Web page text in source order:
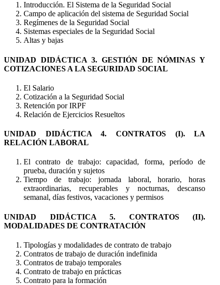
Introducción. El Sistema de la Seguridad Social
Campo de aplicación del sistema de Seguridad Social
Regímenes de la Seguridad Social
Sistemas especiales de la Seguridad Social
Altas y bajas
UNIDAD DIDÁCTICA 3. GESTIÓN DE NÓMINAS Y
COTIZACIONES A LA SEGURIDAD SOCIAL
El Salario
Cotización a la Seguridad Social
Retención por IRPF
Relación de Ejercicios Resueltos
UNIDAD DIDÁCTICA 4. CONTRATOS (I). LA
RELACIÓN LABORAL
El contrato de trabajo: capacidad, forma, período de
prueba, duración y sujetos
Tiempo de trabajo: jornada laboral, horario, horas
extraordinarias, recuperables y nocturnas, descanso
semanal, días festivos, vacaciones y permisos
UNIDAD DIDÁCTICA 5. CONTRATOS (II).
MODALIDADES DE CONTRATACIÓN
Tipologías y modalidades de contrato de trabajo
Contratos de trabajo de duración indefinida
Contratos de trabajo temporales
Contrato de trabajo en prácticas
Contrato para la formación